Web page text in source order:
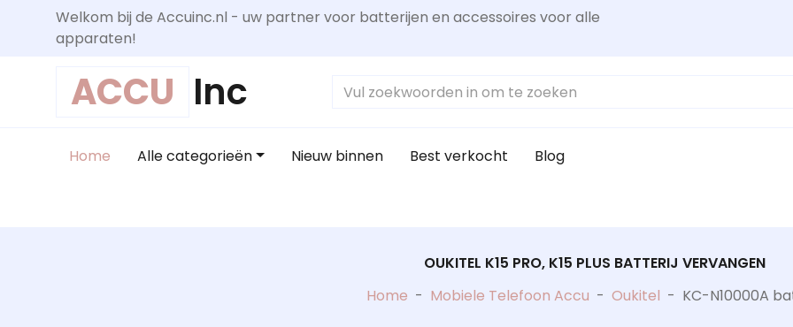
Welkom bij de Accuinc.nl - uw partner voor batterijen en accessoires voor alle
apparaten!
ACCU Inc
Home Alle categorieën Nieuw binnen Best verkocht Blog
OUKITEL K15 PRO, K15 PLUS BATTERIJ VERVANGEN
Home - Mobiele Telefoon Accu - Oukitel - KC-N10000A